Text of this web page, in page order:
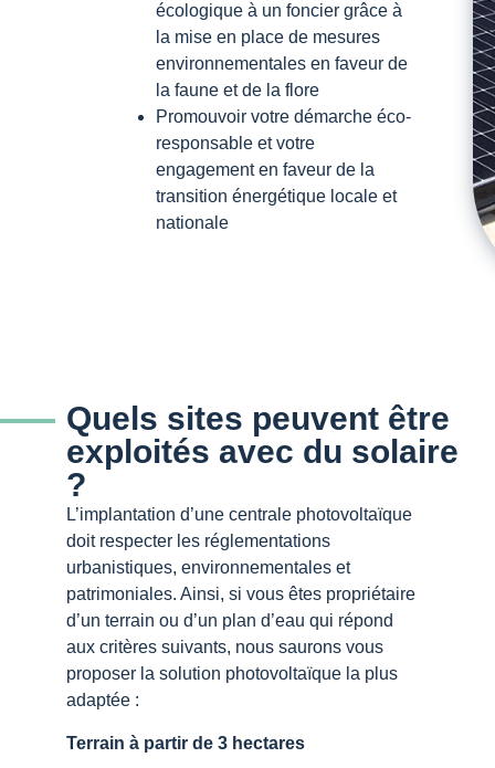
écologique à un foncier grâce à
la mise en place de mesures
environnementales en faveur de
la faune et de la flore
Promouvoir votre démarche éco-
responsable et votre
engagement en faveur de la
transition énergétique locale et
nationale
Quels sites peuvent être
exploités avec du solaire
?
L’implantation d’une centrale photovoltaïque
doit respecter les réglementations
urbanistiques, environnementales et
patrimoniales. Ainsi, si vous êtes propriétaire
d’un terrain ou d’un plan d’eau qui répond
aux critères suivants, nous saurons vous
proposer la solution photovoltaïque la plus
adaptée :
Terrain à partir de 3 hectares